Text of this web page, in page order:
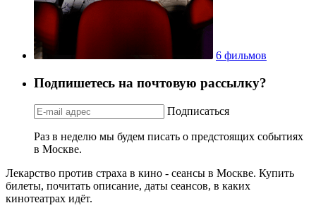
6 фильмов
Подпишетесь на почтовую рассылку?
Подписаться
Раз в неделю мы будем писать о предстоящих событиях
в Москве.
Лекарство против страха в кино - сеансы в Москве. Купить
билеты, почитать описание, даты сеансов, в каких
кинотеатрах идёт.